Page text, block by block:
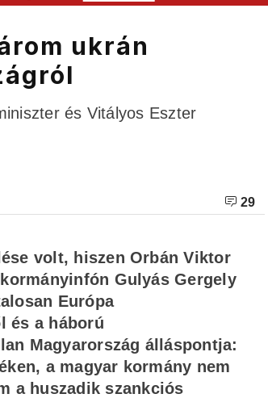
ukrán
és Vitályos Eszter
29
volt, hiszen Orbán Viktor
Gulyás Gergely
Európa
és a háború
Magyarország álláspontja:
a magyar kormány nem
a huszadik szankciós